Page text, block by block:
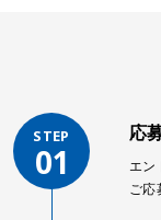
応
エン
ご応